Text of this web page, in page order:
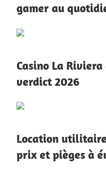
gamer au
Casino La
verdict 2026
Location
prix et pièges à